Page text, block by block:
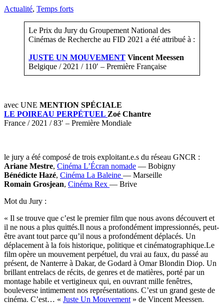
Actualité, Temps forts
Le Prix du Jury du Groupement National des
Cinémas de Recherche au FID 2021 a été attribué à :
JUSTE UN MOUVEMENT Vincent Meessen
Belgique / 2021 / 110′ – Première Française
avec UNE MENTION SPÉCIALE
LE POIREAU PERPÉTUEL Zoé Chantre
France / 2021 / 83′ – Première Mondiale
le jury a été composé de trois exploitant.e.s du réseau GNCR :
Ariane Mestre, Cinéma L’Écran nomade — Bobigny
Bénédicte Hazé, Cinéma La Baleine — Marseille
Romain Grosjean, Cinéma Rex — Brive
Mot du Jury :
« Il se trouve que c’est le premier film que nous avons découvert et
il ne nous a plus quittés.Il nous a profondément impressionnés, peut-
être avant tout parce qu’il nous a profondément déplacés. Un
déplacement à la fois historique, politique et cinématographique.Le
film opère un mouvement perpétuel, du vrai au faux, du passé au
présent, de Nanterre à Dakar, de Godard à Omar Blondin Diop. Un
brillant entrelacs de récits, de genres et de matières, porté par un
montage habile et vertigineux qui, en ouvrant mille fenêtres,
bouleverse intimement nos représentations. C’est un grand geste de
cinéma. C’est… « Juste Un Mouvement » de Vincent Meessen.